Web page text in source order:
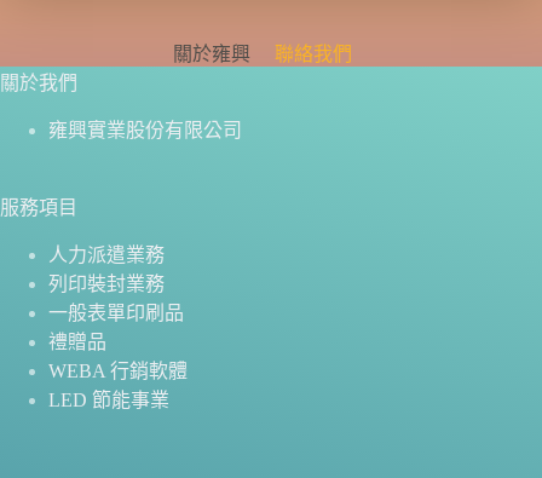
關於雍興
聯絡我們
關於我們
雍興實業股份有限公司
服務項目
人力派遣業務
列印裝封業務
一般表單印刷品
禮贈品
WEBA 行銷軟體
LED 節能事業